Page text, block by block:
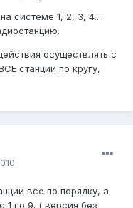
системе 1, 2, 3, 4....
осуществлять с
станции по кругу,
все по порядку, а
1 по 9. ( версия без